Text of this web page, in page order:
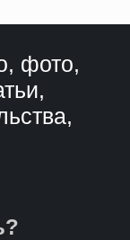
фото,